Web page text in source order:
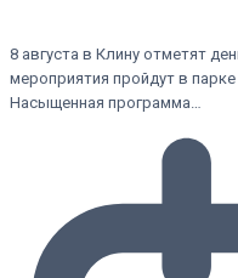
8 августа в Клину отметят
мероприятия пройдут в
Насыщенная программа…